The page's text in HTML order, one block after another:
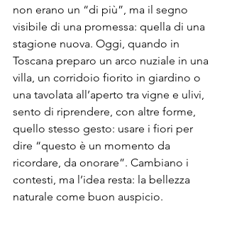
non erano un “di più”, ma il segno
visibile di una promessa: quella di una
stagione nuova. Oggi, quando in
Toscana preparo un arco nuziale in una
villa, un corridoio fiorito in giardino o
una tavolata all’aperto tra vigne e ulivi,
sento di riprendere, con altre forme,
quello stesso gesto: usare i fiori per
dire “questo è un momento da
ricordare, da onorare”. Cambiano i
contesti, ma l’idea resta: la bellezza
naturale come buon auspicio.